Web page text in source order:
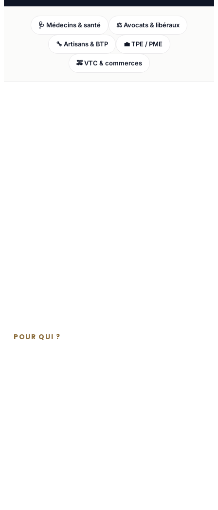
🩺 Médecins & santé ⚖️ Avocats & libéraux
🔧 Artisans & BTP 💼 TPE / PME
🚕 VTC & commerces
POUR QUI ?